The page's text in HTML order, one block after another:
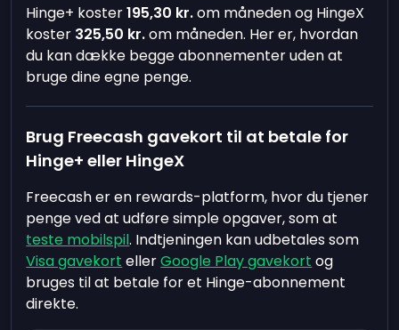
Hinge+ koster195,30 kr.om måneden og HingeX
koster 325,50 kr.om måneden. Her er, hvordan
du kan dække begge abonnementer uden at
bruge dine egne penge.
Brug Freecash gavekort til at betale for
Hinge+ eller HingeX
Freecash er en rewards-platform, hvor du tjener
penge ved at udføre simple opgaver, som at
teste mobilspil. Indtjeningen kan udbetales som
Visa gavekort ellerGoogle Play gavekort og
bruges til at betale for et Hinge-abonnement
direkte.